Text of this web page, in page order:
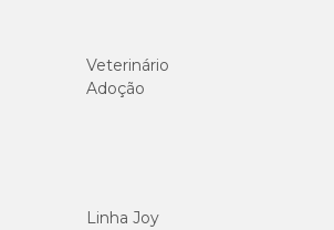
Veterinário
Adoção
Linha Joy